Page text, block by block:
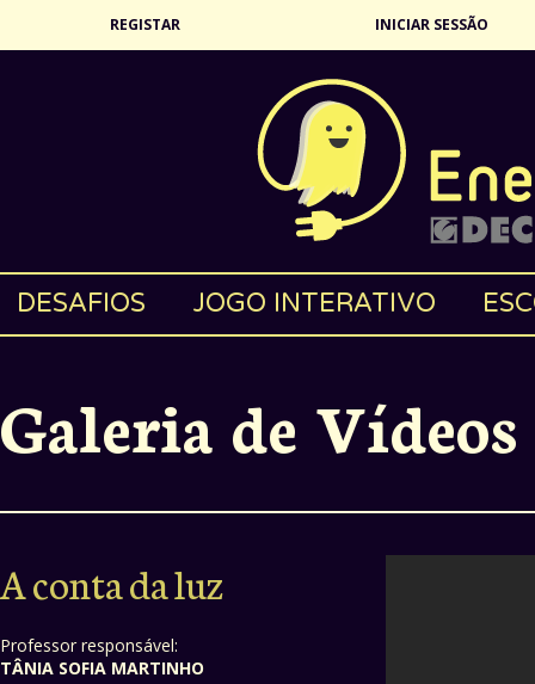
REGISTAR INICIAR SESSÃO
DESAFIOS JOGO INTERATIVO
Galeria de Vídeos
A conta da luz
Professor responsável:
TÂNIA SOFIA MARTINHO